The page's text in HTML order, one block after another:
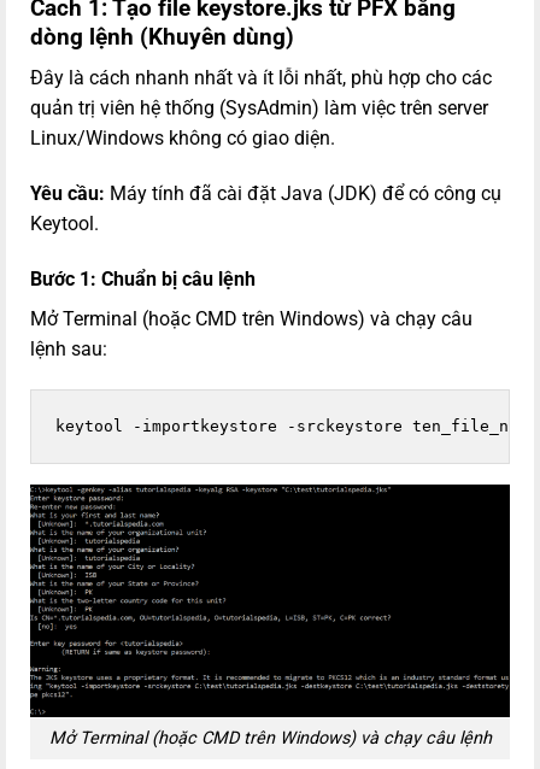
Cach 1: Tạo file keystore.jks từ PFX bằng
dòng lệnh (Khuyên dùng)
Đây là cách nhanh nhất và ít lỗi nhất, phù hợp cho các
quản trị viên hệ thống (SysAdmin) làm việc trên server
Linux/Windows không có giao diện.
Yêu cầu: Máy tính đã cài đặt Java (JDK) để có công cụ
Keytool.
Bước 1: Chuẩn bị câu lệnh
Mở Terminal (hoặc CMD trên Windows) và chạy câu
lệnh sau:
keytool -importkeystore -srckeystore
Mở Terminal (hoặc CMD trên Windows) và chạy câu lệnh